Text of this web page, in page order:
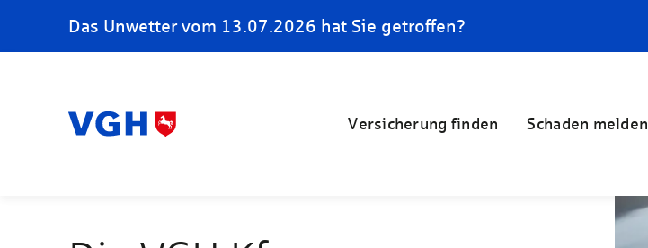
Das Unwetter vom 13.07.2026 hat Sie getroffen?
Versicherung finden Schaden melden